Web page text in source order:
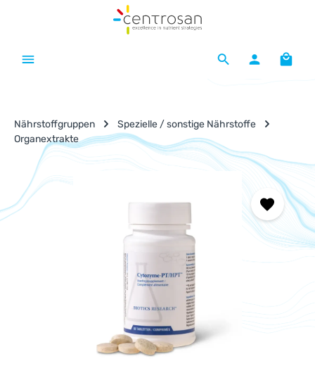
Zum Hauptinhalt springen
Nährstoffgruppen
Spezielle / sonstige Nährstoffe
Organextrakte
Bildergalerie überspringen